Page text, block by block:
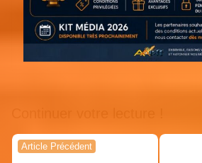
Navigation
Article Précédent